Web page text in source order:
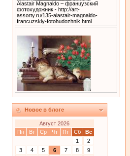
Alastair Magnaldo – французский
фотохудожник - http://art-
assorty.ru/135-alastair-magnaldo-
francuzskiy-fotohudozhnik.html
Новое в блоге
Август 2026
Пн
Вт Ср Чт Пт Сб
Вс
1
2
3
4 5 6 7 8
9